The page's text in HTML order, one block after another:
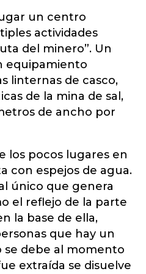
un centro
actividades
del minero”. Un
equipamiento
linternas de casco,
de la mina de sal,
de ancho por
los pocos lugares en
con espejos de agua.
único que genera
el reflejo de la parte
la base de ella,
que hay un
se debe al momento
extraída se disuelve